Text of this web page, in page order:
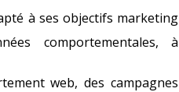
à ses objectifs marketing
comportementales, à
web, des campagnes